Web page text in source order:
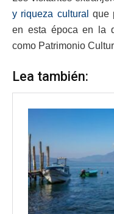
y riqueza cultural
que
en esta época en la
como Patrimonio
Lea también: